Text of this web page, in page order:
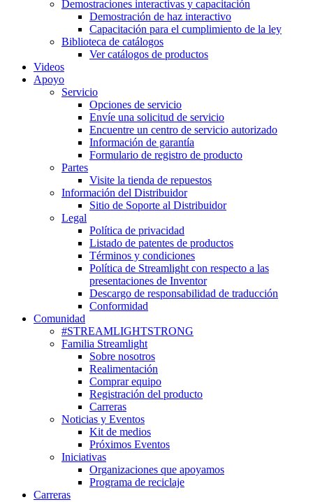
Demostraciones interactivas y capacitación
Demostración de haz interactivo
Capacitación para el cumplimiento de la ley
Biblioteca de catálogos
Ver catálogos de productos
Videos
Apoyo
Servicio
Opciones de servicio
Envíe una solicitud de servicio
Encuentre un centro de servicio autorizado
Información de garantía
Formulario de registro de producto
Partes
Visite la tienda de repuestos
Información del Distribuidor
Sitio de Soporte al Distribuidor
Legal
Política de privacidad
Listado de patentes de productos
Términos y condiciones
Política de Streamlight con respecto a las
presentaciones de Inventor
Descargo de responsabilidad de traducción
Conformidad
Comunidad
#STREAMLIGHTSTRONG
Familia Streamlight
Sobre nosotros
Realimentación
Comprar equipo
Registración del producto
Carreras
Noticias y Eventos
Kit de medios
Próximos Eventos
Iniciativas
Organizaciones que apoyamos
Programa de reciclaje
Carreras